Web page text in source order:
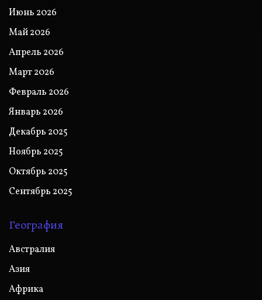
Июнь 2026
Май 2026
Апрель 2026
Март 2026
Февраль 2026
Январь 2026
Декабрь 2025
Ноябрь 2025
Октябрь 2025
Сентябрь 2025
География
Австралия
Азия
Африка